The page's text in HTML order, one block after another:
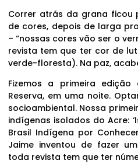
Correr atrás da grana ficou
de cores, depois de larga
– “nossas cores vão ser o
revista tem que ter cor de
verde-floresta). Na paz,
Fizemos a primeira
Reserva, em uma noite.
socioambiental. Nossa
indígenas isolados do Acre:
Brasil Indígena por
Jaime inventou de fazer
toda revista tem que ter